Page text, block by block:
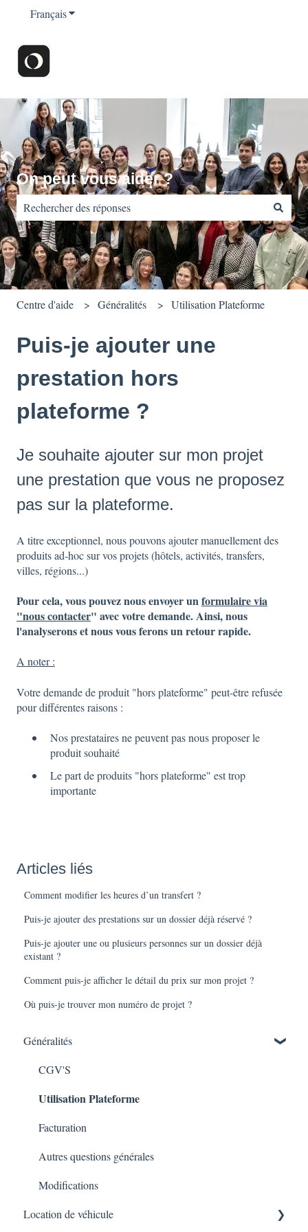
FrançaisAfficher le sous-menu pour les traductions
On peut vous aider ?
Il n'y a aucune suggestion car le champ de recherche est vide.
Centre d'aide Généralités Utilisation Plateforme
Puis-je ajouter une
prestation hors
plateforme ?
Je souhaite ajouter sur mon projet
une prestation que vous ne proposez
pas sur la plateforme.
A titre exceptionnel, nous pouvons ajouter manuellement des
produits ad-hoc sur vos projets (hôtels, activités, transfers,
villes, régions...)
Pour cela, vous pouvez nous envoyer unformulaire via
"nous contacter" avec votre demande. Ainsi, nous
l'analyserons et nous vous ferons un retour rapide.
A noter :
Votre demande de produit "hors plateforme" peut-être refusée
pour différentes raisons :
Nos prestataires ne peuvent pas nous proposer le
produit souhaité
Le part de produits "hors plateforme" est trop
importante
Articles liés
Comment modifier les heures d’un transfert ?
Puis-je ajouter des prestations sur un dossier déjà réservé ?
Puis-je ajouter une ou plusieurs personnes sur un dossier déjà
existant ?
Comment puis-je afficher le détail du prix sur mon projet ?
Où puis-je trouver mon numéro de projet ?
Généralités
CGV'S
Utilisation Plateforme
Facturation
Autres questions générales
Modifications
Location de véhicule